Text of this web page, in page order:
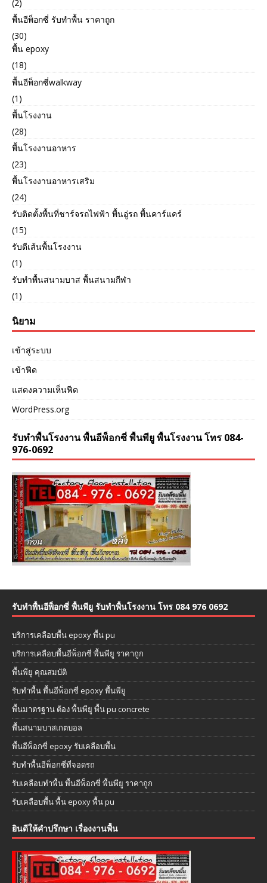
(2)
พื้นอีพ็อกซี่ รับทำพื้น ราคาถูก
(30)
พื้น epoxy
(18)
พื้นอีพ็อกซี่walkway
(1)
พื้นโรงงาน
(28)
พื้นโรงงานอาหาร
(23)
พื้นโรงงานอาหารเสริม
(24)
รับติดตั้งพื้นที่ชาร์จรถไฟฟ้า พื้นอู่รถ พื้นคาร์แคร์
(15)
รับตีเส้นพื้นโรงงาน
(1)
รับทำพื้นสนามบาส พื้นสนามกีฬา
(1)
นิยาม
เข้าสู่ระบบ
เข้าฟีด
แสดงความเห็นฟีด
WordPress.org
รับทำพื้นโรงงาน พื้นอีพ็อกซี่ พื้นพียู พื้นโรงงาน โทร 084-
976-0692
รับทำพื้นอีพ็อกซี่ พื้นพียู รับทำพื้นโรงงาน โทร 084 976 0692
บริการเคลือบพื้น epoxy พื้น pu
บริการเคลือบพื้นอีพ็อกซี่ พื้นพียู ราคาถูก
พื้นพียู คุณสมบัติ
รับทำพื้น พื้นอีพ็อกซี่ epoxy พื้นพียู
พื้นมาตรฐาน ต้อง พื้นพียู พื้น pu concrete
พื้นสนามบาสเกตบอล
พื้นอีพ็อกซี่ epoxy รับเคลือบพื้น
รับทำพื้นอีพ็อกซี่ที่จอดรถ
รับเคลือบทำพื้น พื้นอีพ็อกซี่ พื้นพียู ราคาถูก
รับเคลือบพื้น พื้น epoxy พื้น pu
ยินดีให้คำปรึกษา เรื่องงานพื้น